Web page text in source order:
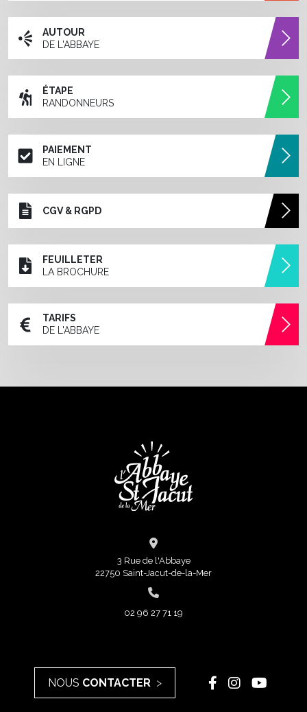
AUTOUR
DE L'ABBAYE
ÉTAPE
RANDONNEURS
PAIEMENT
EN LIGNE
CGV & RGPD
FEUILLETER
LA BROCHURE
TARIFS
DE L'ABBAYE
3 Rue de l'Abbaye
22750 Saint-Jacut-de-la-Mer
02 96 27 71 19
NOUSCONTACTER